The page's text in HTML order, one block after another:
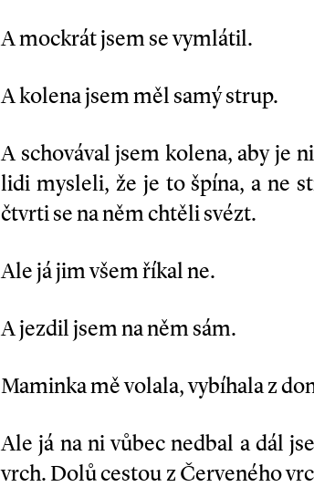
A mockrát jsem se vymlátil.
A kolena jsem měl samý strup.
A schovával jsem kolena, aby je
lidi mysleli, že je to špína, a ne
čtvrti se na něm chtěli svézt.
Ale já jim všem říkal ne.
A jezdil jsem na něm sám.
Maminka mě volala, vybíhala z
Ale já na ni vůbec nedbal a dál
vrch. Dolů cestou z Červeného